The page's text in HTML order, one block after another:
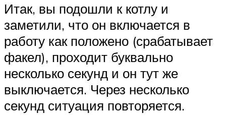
Итак, вы подошли к котлу и
заметили, что он включается в
работу как положено (срабатывает
факел), проходит буквально
несколько секунд и он тут же
выключается. Через несколько
секунд ситуация повторяется.